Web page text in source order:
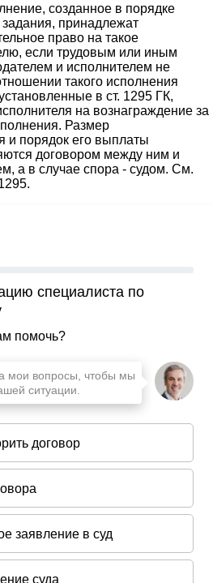
созданное в порядке
принадлежат
право на такое
если трудовым или иным
и исполнителем не
такого исполнения
в ст. 1295 ГК,
на вознаграждение за
Размер
и порядок его выплаты
договором между ним и
а в случае спора - судом. См.